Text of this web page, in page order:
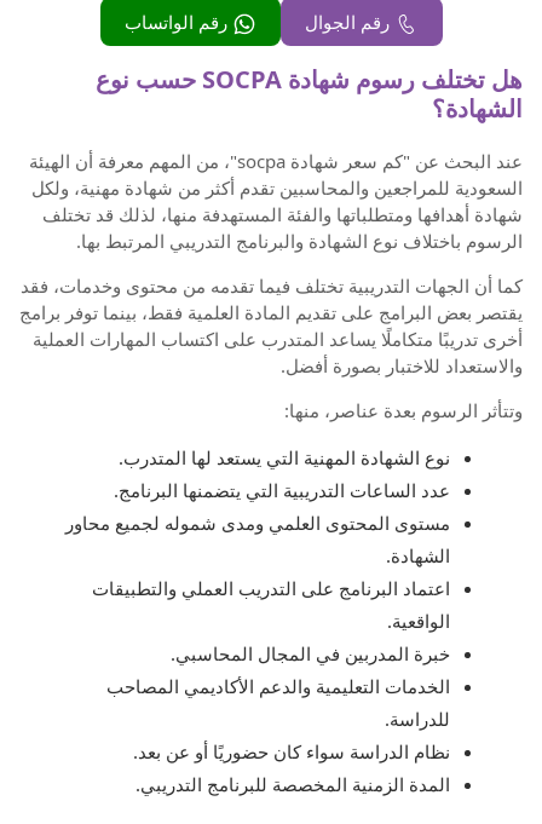
رقم الجوال رقم الواتساب
هل تختلف رسوم شهادة SOCPA حسب نوع
الشهادة؟
عند البحث عن "كم سعر شهادة socpa"، من المهم معرفة أن الهيئة
السعودية للمراجعين والمحاسبين تقدم أكثر من شهادة مهنية، ولكل
شهادة أهدافها ومتطلباتها والفئة المستهدفة منها، لذلك قد تختلف
الرسوم باختلاف نوع الشهادة والبرنامج التدريبي المرتبط بها.
كما أن الجهات التدريبية تختلف فيما تقدمه من محتوى وخدمات، فقد
يقتصر بعض البرامج على تقديم المادة العلمية فقط، بينما توفر برامج
أخرى تدريبًا متكاملًا يساعد المتدرب على اكتساب المهارات العملية
والاستعداد للاختبار بصورة أفضل.
وتتأثر الرسوم بعدة عناصر، منها:
نوع الشهادة المهنية التي يستعد لها المتدرب.
عدد الساعات التدريبية التي يتضمنها البرنامج.
مستوى المحتوى العلمي ومدى شموله لجميع محاور
الشهادة.
اعتماد البرنامج على التدريب العملي والتطبيقات
الواقعية.
خبرة المدربين في المجال المحاسبي.
الخدمات التعليمية والدعم الأكاديمي المصاحب
للدراسة.
نظام الدراسة سواء كان حضوريًا أو عن بعد.
المدة الزمنية المخصصة للبرنامج التدريبي.